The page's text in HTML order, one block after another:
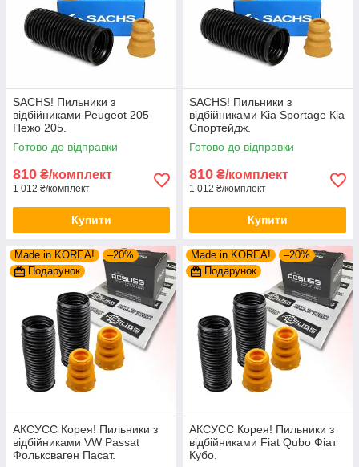
SACHS! Пильники з
відбійниками Peugeot 205
Пежо 205.
Готово до відправки
810 ₴/комплект
1 012 ₴/комплект
Купити
SACHS! Пильники з
відбійниками Kia Sportage Кіа
Спортейдж.
Готово до відправки
810 ₴/комплект
1 012 ₴/комплект
Купити
Made in KOREA!
–20%
Подарунок
АКСУСС Корея! Пильники з
відбійниками VW Passat
Фольксваген Пасат.
Made in KOREA!
–20%
Подарунок
АКСУСС Корея! Пильники з
відбійниками Fiat Qubo Фіат
Кубо.